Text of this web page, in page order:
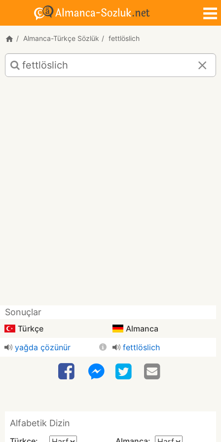
Almanca-Türkçe Sözlük fettlöslich
fettlöslich
için
Almanca-
Sonuçlar
Türkçe
Almanca
yağda çözünür
fettlöslich
Alfabetik Dizin